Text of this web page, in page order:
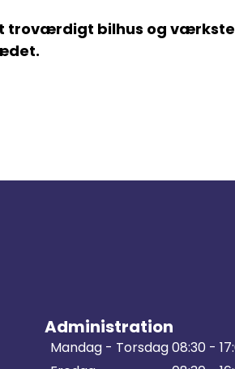
troværdigt bilhus og
Administration
Mandag - Torsdag08:30 -